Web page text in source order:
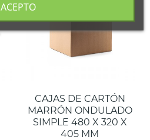
CAJAS DE CARTÓN
MARRÓN ONDULADO
SIMPLE 480 X 320 X
405 MM
ACEPTO